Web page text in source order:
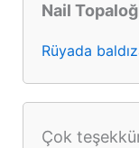
Nail
Rüyada
Çok